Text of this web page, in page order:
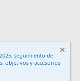
seguimiento de
objetivos y accesorios